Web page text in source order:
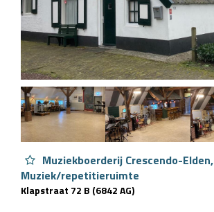
Muziekboerderij Crescendo-Elden,
Muziek/repetitieruimte
Klapstraat 72 B (6842 AG)